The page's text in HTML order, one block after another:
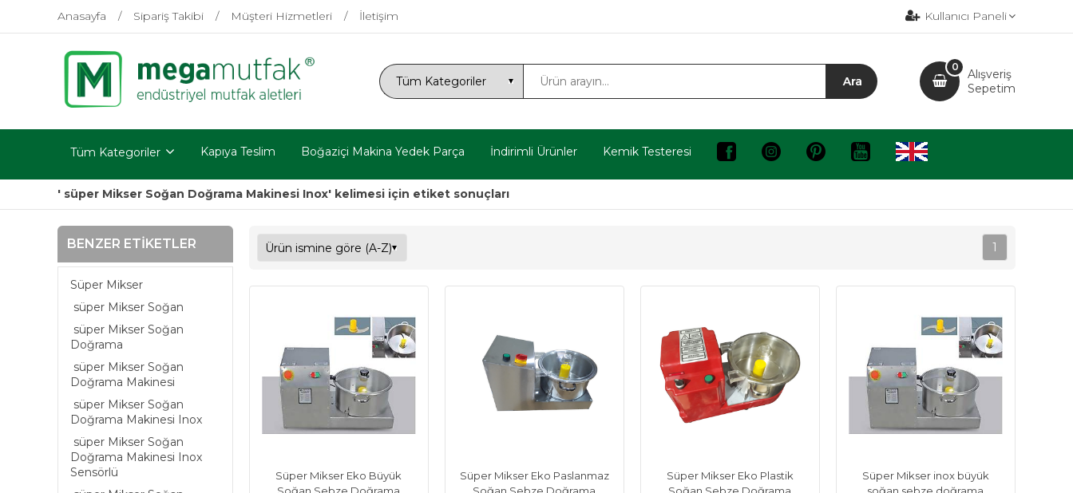
Anasayfa Sipariş Takibi Müşteri Hizmetleri İletişim Kullanıcı Paneli
Alışveriş
Sepetim
0
Tüm Kategoriler Kapıya Teslim Boğaziçi Makina Yedek Parça İndirimli Ürünler Kemik Testeresi
' süper Mikser Soğan Doğrama Makinesi Inox' kelimesi için etiket sonuçları
BENZER ETIKETLER
Süper Mikser
süper Mikser Soğan
süper Mikser Soğan
Doğrama
süper Mikser Soğan
Doğrama Makinesi
süper Mikser Soğan
Doğrama Makinesi Inox
süper Mikser Soğan
Doğrama Makinesi Inox
Sensörlü
1
Süper Mikser Eko Büyük
Süper Mikser Eko Paslanmaz
Süper Mikser Eko Plastik
Süper Mikser inox büyük